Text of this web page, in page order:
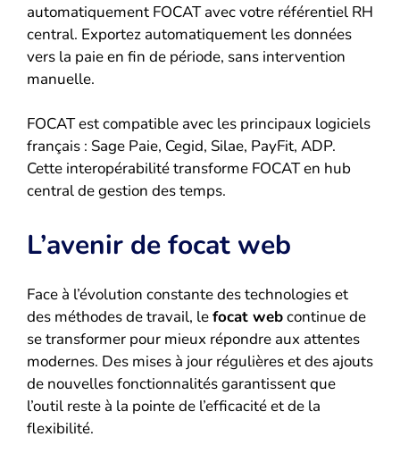
automatiquement FOCAT avec votre référentiel RH
central. Exportez automatiquement les données
vers la paie en fin de période, sans intervention
manuelle.
FOCAT est compatible avec les principaux logiciels
français : Sage Paie, Cegid, Silae, PayFit, ADP.
Cette interopérabilité transforme FOCAT en hub
central de gestion des temps.
L’avenir de focat web
Face à l’évolution constante des technologies et
des méthodes de travail, lefocat webcontinue de
se transformer pour mieux répondre aux attentes
modernes. Des mises à jour régulières et des ajouts
de nouvelles fonctionnalités garantissent que
l’outil reste à la pointe de l’efficacité et de la
flexibilité.